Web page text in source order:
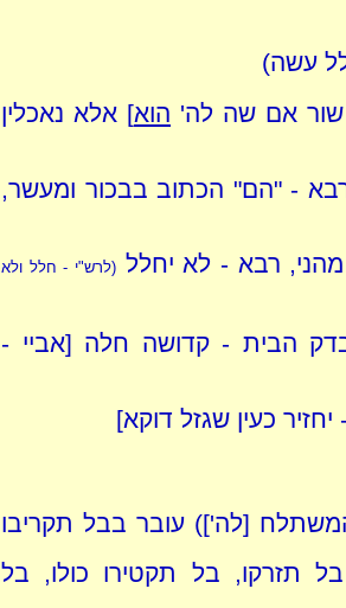
עשה)
שור אם שה לה' הוא] אלא נאכלין
- "הם" הכתוב בבכור ומעשר,
מהני, רבא - לא יחלל(לרש"י - חלל ולא
הבית - קדושה חלה [אביי -
כעין שגזל דוקא]
[לה']) עובר בבל תקריבו
תזרקו, בל תקטירו כולו, בל